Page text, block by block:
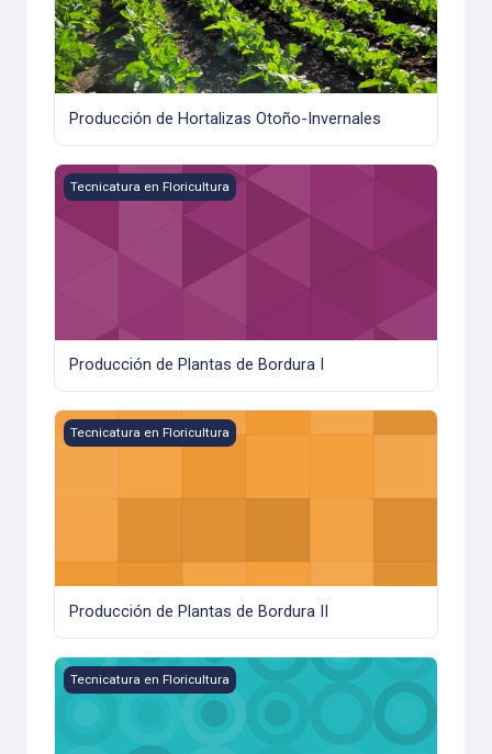
Producción de Hortalizas Otoño-Invernales
Producción de Plantas de Bordura I
Tecnicatura en Floricultura
Producción de Plantas de Bordura I
Producción de Plantas de Bordura II
Tecnicatura en Floricultura
Producción de Plantas de Bordura II
Producción de Plantas de Interior
Tecnicatura en Floricultura